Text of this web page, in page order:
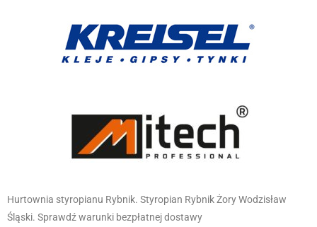
Hurtownia styropianu Rybnik. Styropian Rybnik Żory Wodzisław
Śląski. Sprawdź warunki bezpłatnej dostawy